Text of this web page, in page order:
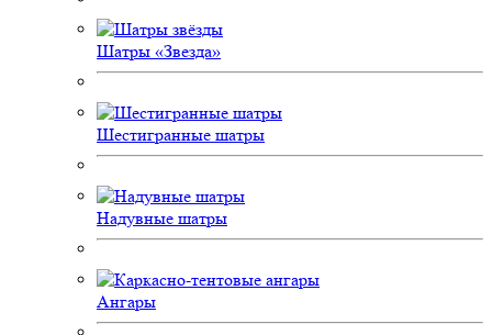
Шатры «Звезда»
Шестигранные шатры
Надувные шатры
Ангары